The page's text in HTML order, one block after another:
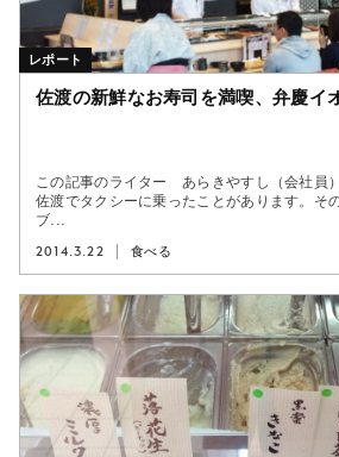
佐渡の新鮮なお寿司を満喫、弁慶イ
この記事のライター あらきやすし（会社員
佐渡でタクシーに乗ったことがあります。そ
ブ...
2014.3.22 食べる
レポート